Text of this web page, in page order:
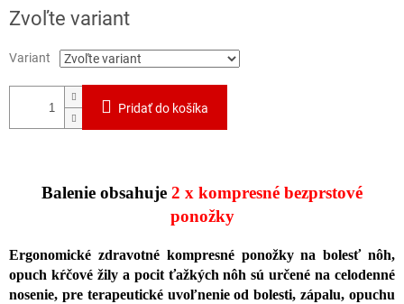
cena:
Zvoľte variant
Variant
Pridať do košíka
Balenie obsahuje 2 x kompresné bezprstové
ponožky
Ergonomické zdravotné kompresné ponožky na bolesť nôh,
opuch kŕčové žily a pocit ťažkých nôh sú určené na celodenné
nosenie, pre terapeutické uvoľnenie od bolesti, zápalu, opuchu